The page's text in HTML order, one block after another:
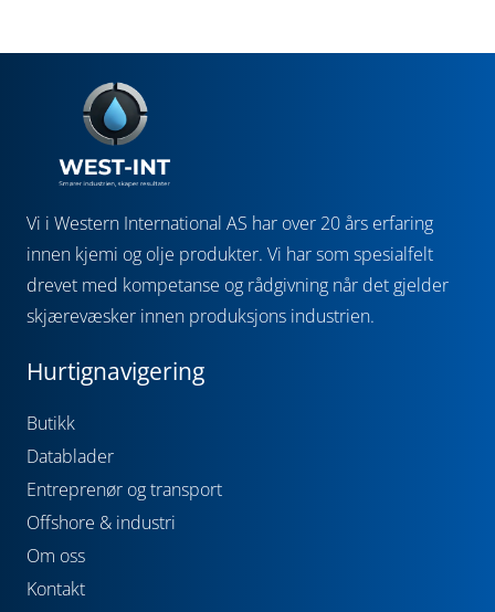
Vi i Western International AS har over 20 års erfaring
innen kjemi og olje produkter. Vi har som spesialfelt
drevet med kompetanse og rådgivning når det gjelder
skjærevæsker innen produksjons industrien.
Hurtignavigering
Butikk
Datablader
Entreprenør og transport
Offshore & industri
Om oss
Kontakt